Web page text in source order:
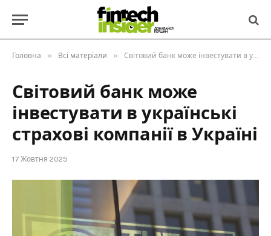
Головна » Всі матеріали » Світовий банк може інвестувати в українські страхові компанії в Україні
Світовий банк може
інвестувати в українські
страхові компанії в Україні
17 Жовтня 2025